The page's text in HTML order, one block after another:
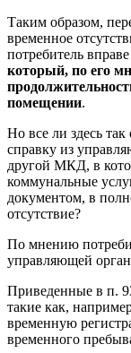
Таким образом,
временное
потребитель вправе
который, по его
помещении.
Но все ли здесь
справку из
другой МКД, в
коммунальные
документом, в
отсутствие?
По мнению
управляющей
Приведенные в п.
такие как,
временную
временного